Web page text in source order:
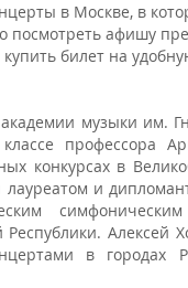
в Москве, в
посмотреть афишу
билет на
музыки им.
профессора
конкурсах в
и
Алексей
в городах